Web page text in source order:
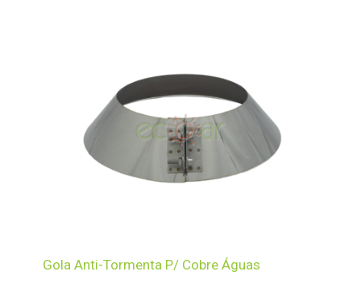
Gola Anti-Tormenta P/ Cobre Águas